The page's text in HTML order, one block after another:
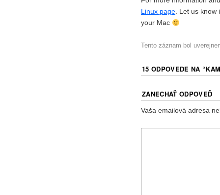
Linux page. Let us know
your Mac
Tento záznam bol
15 ODPOVEDE NA “
ZANECHAŤ ODPOVEĎ
Vaša emailová adresa